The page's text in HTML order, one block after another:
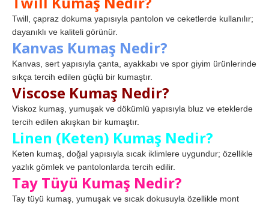
Twill, çapraz dokuma yapısıyla pantolon ve ceketlerde kullanılır;
dayanıklı ve kaliteli görünür.
Kanvas Kumaş Nedir?
Kanvas, sert yapısıyla çanta, ayakkabı ve spor giyim ürünlerinde
sıkça tercih edilen güçlü bir kumaştır.
Viscose Kumaş Nedir?
Viskoz kumaş, yumuşak ve dökümlü yapısıyla bluz ve eteklerde
tercih edilen akışkan bir kumaştır.
Linen (Keten) Kumaş Nedir?
Keten kumaş, doğal yapısıyla sıcak iklimlere uygundur; özellikle
yazlık gömlek ve pantolonlarda tercih edilir.
Tay Tüyü Kumaş Nedir?
Tay tüyü kumaş, yumuşak ve sıcak dokusuyla özellikle mont